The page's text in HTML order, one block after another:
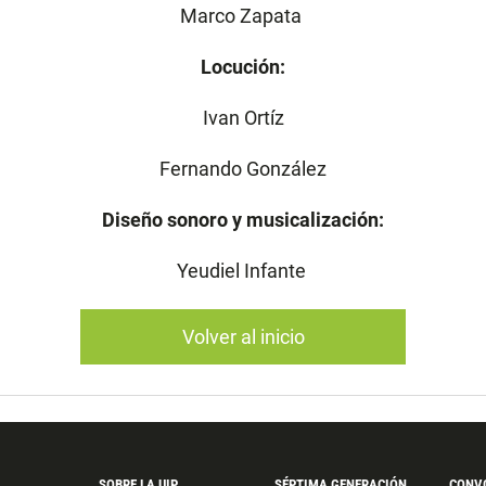
Marco Zapata
Locución:
Ivan Ortíz
Fernando González
Diseño sonoro y musicalización:
Yeudiel Infante
Volver al inicio